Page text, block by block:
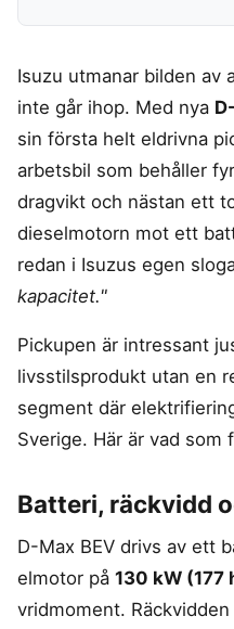
SÄKERHET &
ÖVERVAKNING
Hemlarm
Övervakningssystem
In ear hörlurar
Multiroom högtalare
On ear hörlurar
Partyhögtalare
Soundbar
Subwoofer
MOBIL & TILLBEHÖR
Mobiltelefon
MASSAGE &
Massagepistol
Massagestol
Isuzu utmanar bilden av
inte går ihop. Med nya
sin första helt eldrivna
arbetsbil som behåller
dragvikt och nästan ett
dieselmotorn mot ett
redan i Isuzus egen
kapacitet."
Pickupen är intressant
livsstilsprodukt utan en
segment där
Sverige. Här är vad som
Batteri, räckvidd
D-Max BEV drivs av ett
elmotor på 130 kW (177
vridmoment.